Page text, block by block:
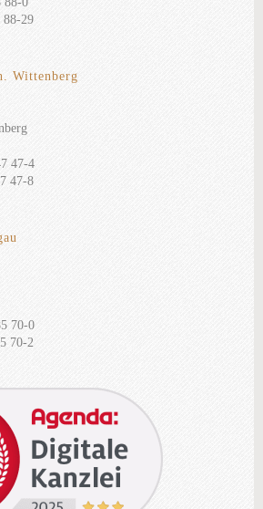
88-29
Wittenberg
47-4
47-8
70-0
70-2